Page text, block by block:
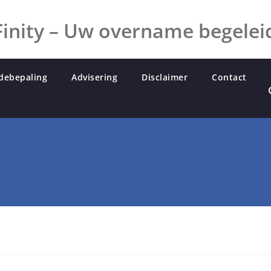
– Uw overname
Advisering Disclaimer Contact